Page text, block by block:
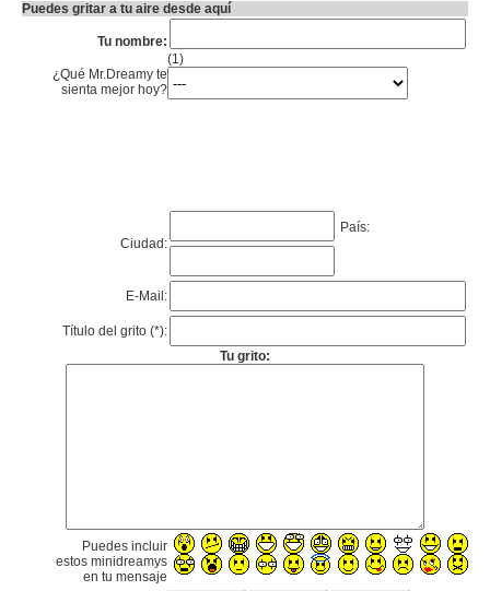
Puedes gritar a tu aire desde aquí
Tu nombre:
(1)
¿Qué Mr.Dreamy te
sienta mejor hoy?
Ciudad:
País:
E-Mail:
Título del grito (*):
Tu grito:
Puedes incluir
estos minidreamys
en tu mensaje